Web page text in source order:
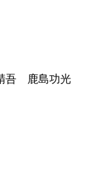
吾 鹿島功光